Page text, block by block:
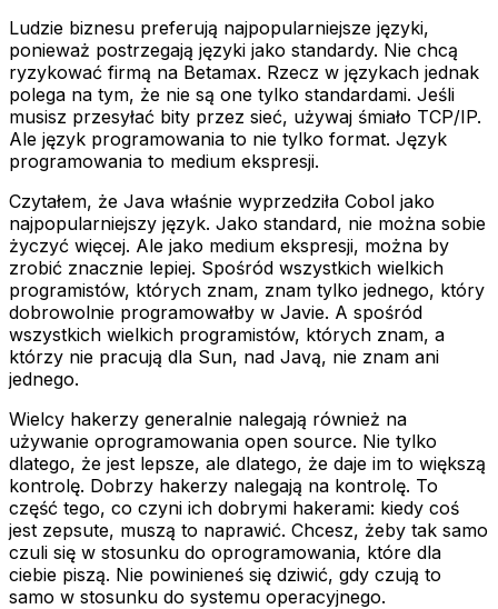
Ludzie biznesu preferują najpopularniejsze języki,
ponieważ postrzegają języki jako standardy. Nie chcą
ryzykować firmą na Betamax. Rzecz w językach jednak
polega na tym, że nie są one tylko standardami. Jeśli
musisz przesyłać bity przez sieć, używaj śmiało TCP/IP.
Ale język programowania to nie tylko format. Język
programowania to medium ekspresji.
Czytałem, że Java właśnie wyprzedziła Cobol jako
najpopularniejszy język. Jako standard, nie można sobie
życzyć więcej. Ale jako medium ekspresji, można by
zrobić znacznie lepiej. Spośród wszystkich wielkich
programistów, których znam, znam tylko jednego, który
dobrowolnie programowałby w Javie. A spośród
wszystkich wielkich programistów, których znam, a
którzy nie pracują dla Sun, nad Javą, nie znam ani
jednego.
Wielcy hakerzy generalnie nalegają również na
używanie oprogramowania open source. Nie tylko
dlatego, że jest lepsze, ale dlatego, że daje im to większą
kontrolę. Dobrzy hakerzy nalegają na kontrolę. To
część tego, co czyni ich dobrymi hakerami: kiedy coś
jest zepsute, muszą to naprawić. Chcesz, żeby tak samo
czuli się w stosunku do oprogramowania, które dla
ciebie piszą. Nie powinieneś się dziwić, gdy czują to
samo w stosunku do systemu operacyjnego.